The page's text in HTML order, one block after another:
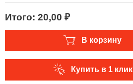
Итого: 20,00 ₽
В корзину
Купить в 1 клик